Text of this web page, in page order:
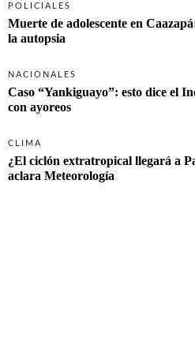
POLICIALES
Muerte de adolescente en
la autopsia
NACIONALES
Caso “Yankiguayo”: esto dice el
con ayoreos
CLIMA
¿El ciclón extratropical llegará a
aclara Meteorología